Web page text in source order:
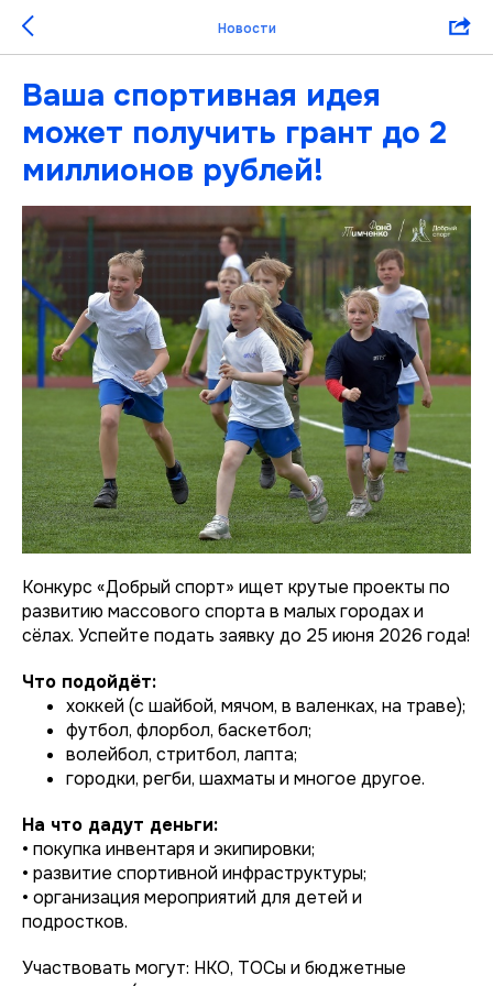
Новости
Ваша спортивная идея
может получить грант до 2
миллионов рублей!
Конкурс «Добрый спорт» ищет крутые проекты по
развитию массового спорта в малых городах и
сёлах. Успейте подать заявку до 25 июня 2026 года!
Что подойдёт:
хоккей (с шайбой, мячом, в валенках, на траве);
футбол, флорбол, баскетбол;
волейбол, стритбол, лапта;
городки, регби, шахматы и многое другое.
На что дадут деньги:
• покупка инвентаря и экипировки;
• развитие спортивной инфраструктуры;
• организация мероприятий для детей и
подростков.
Участвовать могут: НКО, ТОСы и бюджетные